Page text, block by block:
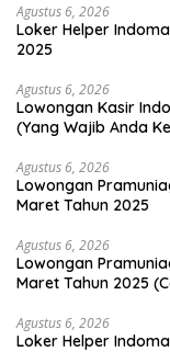
Agustus 6, 2026
Loker Helper
2025
Agustus 6, 2026
Lowongan Kasir
(Yang Wajib Anda
Agustus 6, 2026
Lowongan
Maret Tahun 2025
Agustus 6, 2026
Lowongan
Maret Tahun 2025
Agustus 6, 2026
Loker Helper